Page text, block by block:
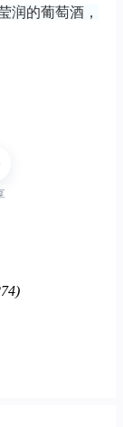
润的葡萄酒，